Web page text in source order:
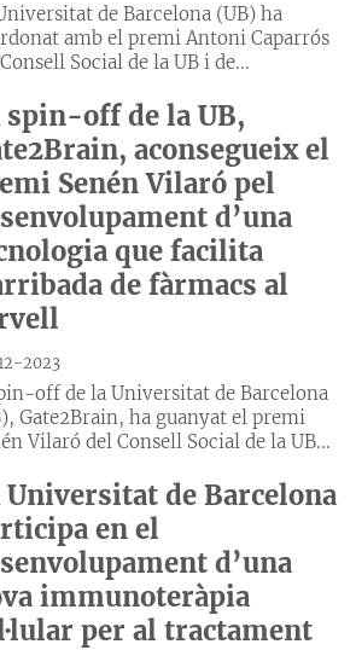
de Barcelona (UB) ha
amb el premi Antoni Caparrós
Social de la UB i de...
spin-off de la UB,
aconsegueix el
Senén Vilaró pel
d’una
que facilita
de fàrmacs al
2023
off de la Universitat de Barcelona
Gate2Brain, ha guanyat el premi
Vilaró del Consell Social de la UB...
Universitat de Barcelona
en el
d’una
immunoteràpia
per al tractament